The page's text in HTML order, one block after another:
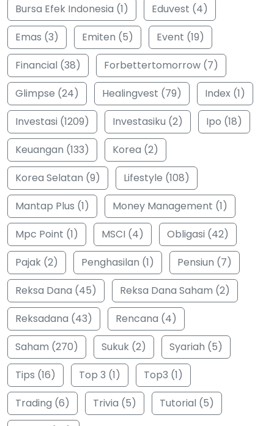
Bursa Efek Indonesia (1)
Eduvest (4)
Emas (3)
Emiten (5)
Event (19)
Financial (38)
Forbettertomorrow (7)
Glimpse (24)
Healingvest (79)
Index (1)
Investasi (1209)
Investasiku (2)
Ipo (18)
Keuangan (133)
Korea (2)
Korea Selatan (9)
Lifestyle (108)
Mantap Plus (1)
Money Management (1)
Mpc Point (1)
MSCI (4)
Obligasi (42)
Pajak (2)
Penghasilan (1)
Pensiun (7)
Reksa Dana (45)
Reksa Dana Saham (2)
Reksadana (43)
Rencana (4)
Saham (270)
Sukuk (2)
Syariah (5)
Tips (16)
Top 3 (1)
Top3 (1)
Trading (6)
Trivia (5)
Tutorial (5)